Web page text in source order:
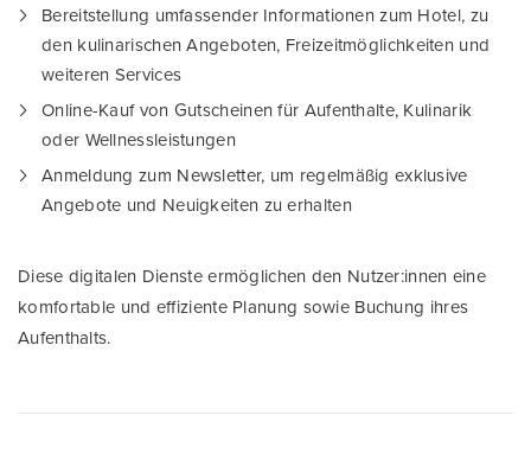
Bereitstellung umfassender Informationen zum Hotel, zu
den kulinarischen Angeboten, Freizeitmöglichkeiten und
weiteren Services
Online-Kauf von Gutscheinen für Aufenthalte, Kulinarik
oder Wellnessleistungen
Anmeldung zum Newsletter, um regelmäßig exklusive
Angebote und Neuigkeiten zu erhalten
Diese digitalen Dienste ermöglichen den Nutzer:innen eine
komfortable und effiziente Planung sowie Buchung ihres
Aufenthalts.